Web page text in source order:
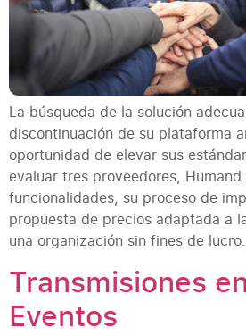
La búsqueda de la solución
discontinuación de su plataforma
oportunidad de elevar sus
evaluar tres proveedores,
funcionalidades, su proceso de
propuesta de precios adaptada a
una organización sin fines de
Transmisiones
Eventos